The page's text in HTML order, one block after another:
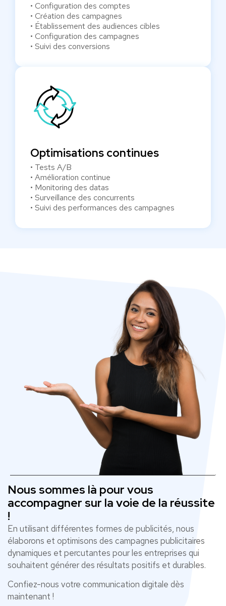
• Configuration des comptes
• Création des campagnes
• Établissement des audiences cibles
• Configuration des campagnes
• Suivi des conversions
Optimisations continues
• Tests A/B
• Amélioration continue
• Monitoring des datas
• Surveillance des concurrents
• Suivi des performances des campagnes
Nous sommes là pour vous
accompagner sur la voie de la réussite
!
En utilisant différentes formes de publicités, nous
élaborons et optimisons des campagnes publicitaires
dynamiques et percutantes pour les entreprises qui
souhaitent générer des résultats positifs et durables.
Confiez-nous votre communication digitale dès
maintenant !